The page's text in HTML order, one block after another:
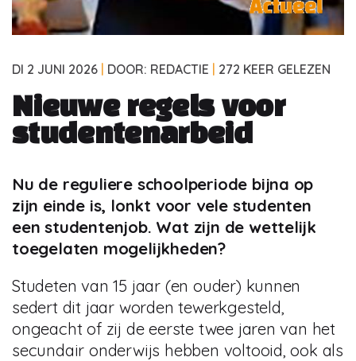
DI 2 JUNI 2026 DOOR: REDACTIE 272 KEER GELEZEN
Nieuwe regels voor
studentenarbeid
Nu de reguliere schoolperiode bijna op
zijn einde is, lonkt voor vele studenten
een studentenjob. Wat zijn de wettelijk
toegelaten mogelijkheden?
Studeten van 15 jaar (en ouder) kunnen
sedert dit jaar worden tewerkgesteld,
ongeacht of zij de eerste twee jaren van het
secundair onderwijs hebben voltooid, ook als